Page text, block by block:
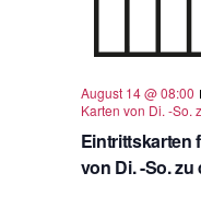
Eintrittskarten
von Di. -So.
August 14 @ 08:00
Karten von Di. -So.